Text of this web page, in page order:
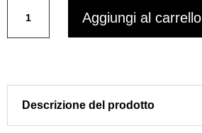
€42,80.€33,90.
PROFESSIONAL
kit
EQU.Bagno+Tonico
Cutaneo
Aggiungi al carrello
Descrizione del prodotto